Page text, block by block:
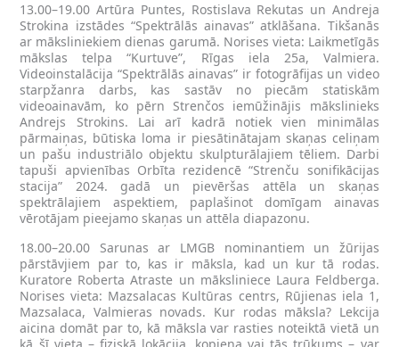
13.00–19.00 Artūra Puntes, Rostislava Rekutas un Andreja
Strokina izstādes “Spektrālās ainavas” atklāšana. Tikšanās
ar māksliniekiem dienas garumā. Norises vieta: Laikmetīgās
mākslas telpa “Kurtuve”, Rīgas iela 25a, Valmiera.
Videoinstalācija “Spektrālās ainavas” ir fotogrāfijas un video
starpžanra darbs, kas sastāv no piecām statiskām
videoainavām, ko pērn Strenčos iemūžinājis mākslinieks
Andrejs Strokins. Lai arī kadrā notiek vien minimālas
pārmaiņas, būtiska loma ir piesātinātajam skaņas celiņam
un pašu industriālo objektu skulpturālajiem tēliem. Darbi
tapuši apvienības Orbīta rezidencē “Strenču sonifikācijas
stacija” 2024. gadā un pievēršas attēla un skaņas
spektrālajiem aspektiem, paplašinot domīgam ainavas
vērotājam pieejamo skaņas un attēla diapazonu.
18.00–20.00 Sarunas ar LMGB nominantiem un žūrijas
pārstāvjiem par to, kas ir māksla, kad un kur tā rodas.
Kuratore Roberta Atraste un māksliniece Laura Feldberga.
Norises vieta: Mazsalacas Kultūras centrs, Rūjienas iela 1,
Mazsalaca, Valmieras novads. Kur rodas māksla? Lekcija
aicina domāt par to, kā māksla var rasties noteiktā vietā un